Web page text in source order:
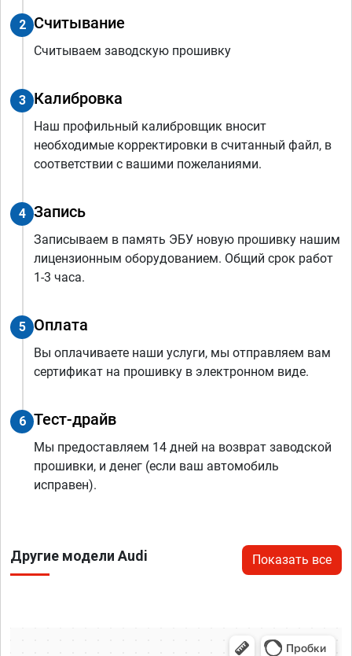
2 Считывание
Считываем заводскую прошивку
3 Калибровка
Наш профильный калибровщик вносит
необходимые корректировки в считанный файл, в
соответствии с вашими пожеланиями.
4 Запись
Записываем в память ЭБУ новую прошивку нашим
лицензионным оборудованием. Общий срок работ
1-3 часа.
5 Оплата
Вы оплачиваете наши услуги, мы отправляем вам
сертификат на прошивку в электронном виде.
6 Тест-драйв
Мы предоставляем 14 дней на возврат заводской
прошивки, и денег (если ваш автомобиль
исправен).
Другие модели Audi Показать все